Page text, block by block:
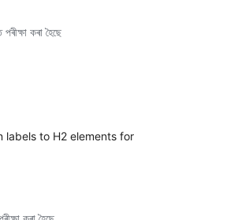
কৰা হৈছে
labels to H2 elements for